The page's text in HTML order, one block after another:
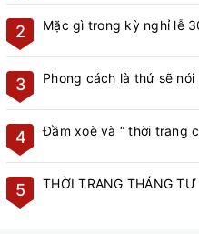
2 Mặc gì trong kỳ nghỉ lễ
3 Phong cách là thứ sẽ nói
4 Đầm xoè và “ thời trang
5 THỜI TRANG THÁNG